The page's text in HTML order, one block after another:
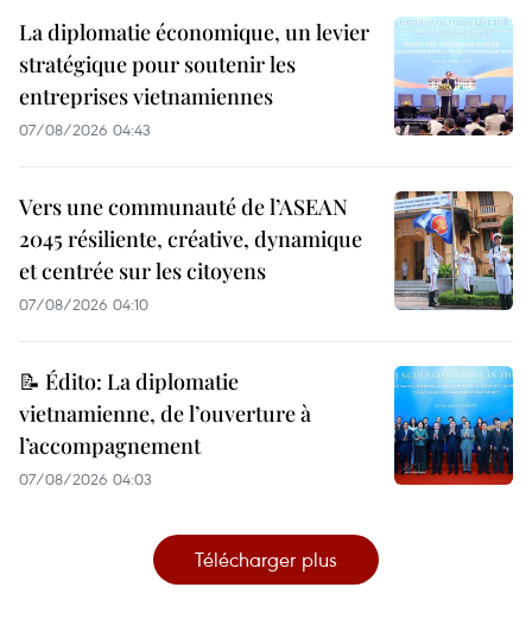
La diplomatie économique, un levier
stratégique pour soutenir les
entreprises vietnamiennes
07/08/2026 04:43
Vers une communauté de l’ASEAN
2045 résiliente, créative, dynamique
et centrée sur les citoyens
07/08/2026 04:10
📝 Édito: La diplomatie
vietnamienne, de l’ouverture à
l’accompagnement
07/08/2026 04:03
Télécharger plus